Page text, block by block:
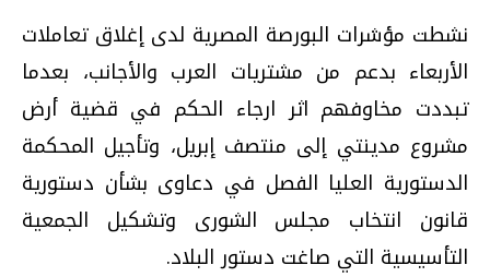
نشطت مؤشرات البورصة المصرية لدى إغلاق تعاملات
الأربعاء بدعم من مشتريات العرب والأجانب، بعدما
تبددت مخاوفهم اثر ارجاء الحكم في قضية أرض
مشروع مدينتي إلى منتصف إبريل، وتأجيل المحكمة
الدستورية العليا الفصل في دعاوى بشأن دستورية
قانون انتخاب مجلس الشورى وتشكيل الجمعية
التأسيسية التي صاغت دستور البلاد.